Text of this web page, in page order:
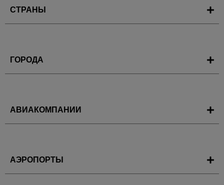
СТРАНЫ
ГОРОДА
АВИАКОМПАНИИ
АЭРОПОРТЫ